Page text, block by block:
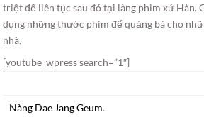
triệt để liên tục sau đó tại làng phim xứ Hàn.
dụng những thước phim để quảng bá cho
nhà.
[youtube_wpress search=”1″]
Nàng Dae Jang Geum.